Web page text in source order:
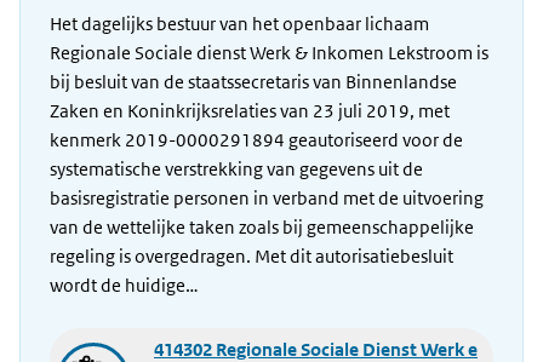
Het dagelijks bestuur van het openbaar lichaam
Regionale Sociale dienst Werk & Inkomen Lekstroom is
bij besluit van de staatssecretaris van Binnenlandse
Zaken en Koninkrijksrelaties van 23 juli 2019, met
kenmerk 2019-0000291894 geautoriseerd voor de
systematische verstrekking van gegevens uit de
basisregistratie personen in verband met de uitvoering
van de wettelijke taken zoals bij gemeenschappelijke
regeling is overgedragen. Met dit autorisatiebesluit
wordt de huidige…
414302 Regionale Sociale Dienst Werk e